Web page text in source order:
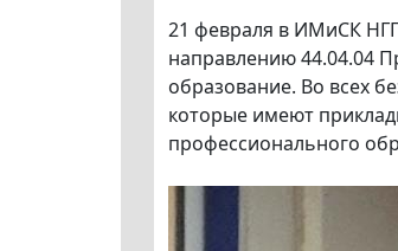
21 февраля в ИМиСК
направлению 44.04.04
образование. Во всех
которые имеют
профессионального